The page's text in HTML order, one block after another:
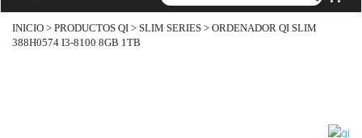
INICIO > PRODUCTOS QI > SLIM SERIES > ORDENADOR QI SLIM
388H0574 I3-8100 8GB 1TB